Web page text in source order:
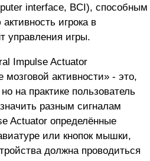
interface, BCI), способным
игрока в
управления игры.
мозговой активности» - это,
на практике пользователь
разным сигналам
Actuator определённые
или кнопок мышки,
должна проводиться